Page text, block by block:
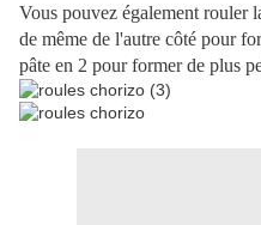
Vous pouvez également rouler
de même de l'autre côté pour
pâte en 2 pour former de plus